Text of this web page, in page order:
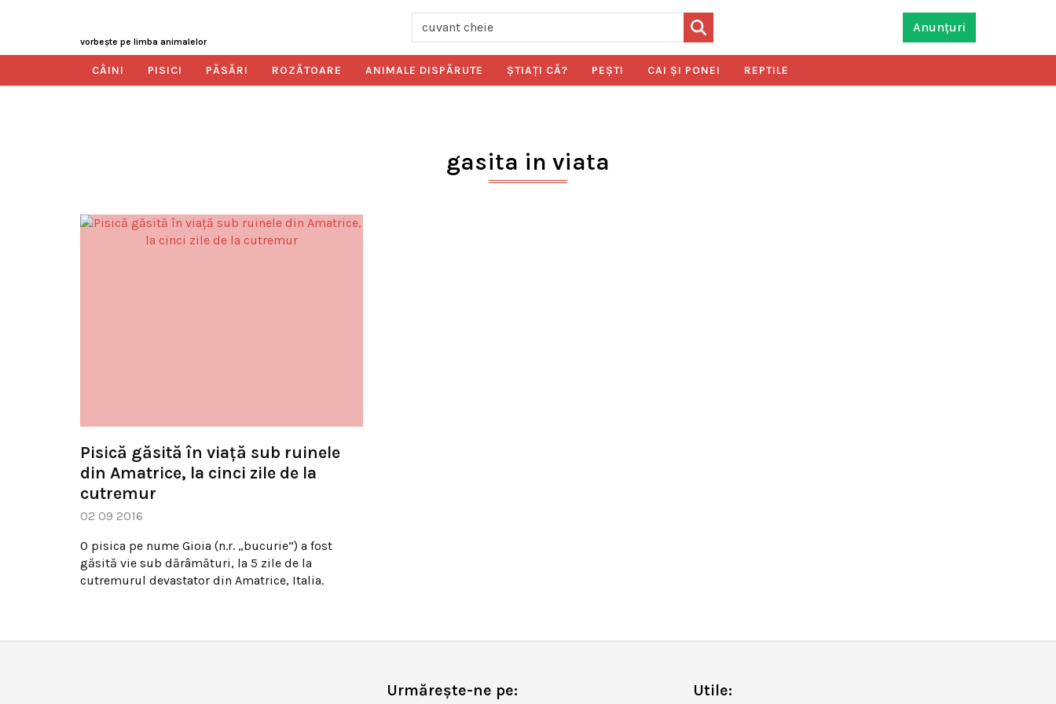
vorbeşte pe limba animalelor
Anunțuri
CÂINI PISICI PĂSĂRI ROZĂTOARE ANIMALE DISPĂRUTE ŞTIAŢI CĂ? PEŞTI CAI ŞI PONEI REPTILE
gasita in viata
Pisică găsită în viaţă sub ruinele
din Amatrice, la cinci zile de la
cutremur
02 09 2016
O pisica pe nume Gioia (n.r. „bucurie”) a fost
găsită vie sub dărâmături, la 5 zile de la
cutremurul devastator din Amatrice, Italia.
Urmărește-ne pe: Utile: